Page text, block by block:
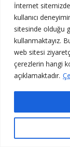
İnternet
kullanıcı
sitesinde olduğu
kullanmaktayız.
web sitesi
çerezlerin hangi
açıklamaktadır.
ilkesi
3.1.2
Güncel
Kişisel
hak ve